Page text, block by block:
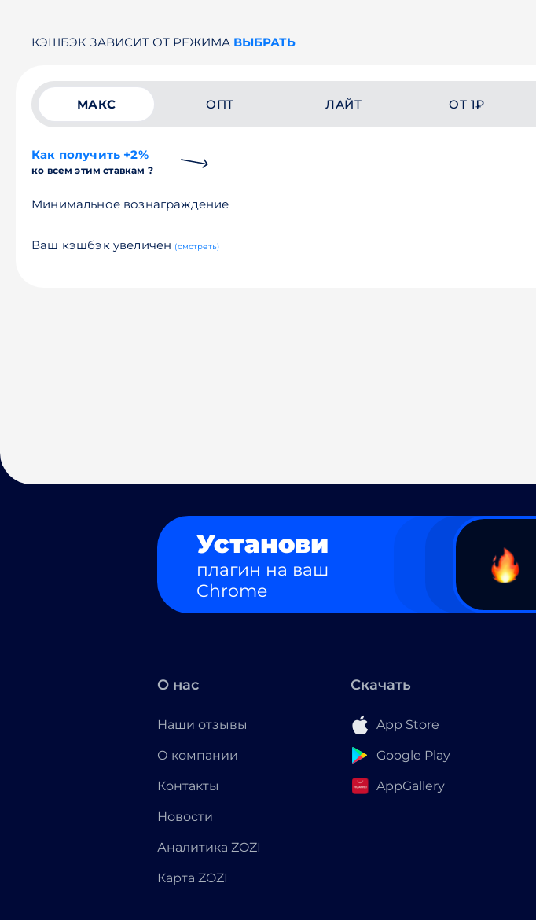
КЭШБЭК ЗАВИСИТ ОТ РЕЖИМА ВЫБРАТЬ
МАКС ОПТ ЛАЙТ ОТ 1₽
Как получить +2%
ко всем этим ставкам ?
Минимальное вознаграждение
Ваш кэшбэк увеличен (смотреть)
Установи
плагин на ваш
Chrome
О нас
Наши отзывы
О компании
Контакты
Новости
Аналитика ZOZI
Карта ZOZI
Скачать
App Store
Google Play
AppGallery